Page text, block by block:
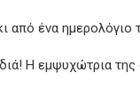
από ένα
Η εμψυχώτρια